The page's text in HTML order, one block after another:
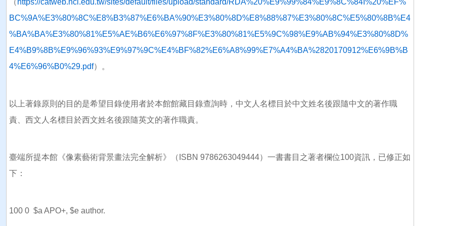
（ https://catweb.ncl.edu.tw/sites/default/files/upload/standard/RDA%20%E9%99%84%E9%8C%84I%20%EF%
BC%9A%E3%80%8C%E8%B3%87%E6%BA%90%E3%80%8D%E8%88%87%E3%80%8C%E5%80%8B%E4
%BA%BA%E3%80%81%E5%AE%B6%E6%97%8F%E3%80%81%E5%9C%98%E9%AB%94%E3%80%8D%
E4%B9%8B%E9%96%93%E9%97%9C%E4%BF%82%E6%A8%99%E7%A4%BA%2820170912%E6%9B%B
4%E6%96%B0%29.pdf）。
以上著錄原則的目的是希望目錄使用者於本館館藏目錄查詢時，中文人名標目於中文姓名後跟隨中文的著作職
責、西文人名標目於西文姓名後跟隨英文的著作職責。
臺端所提本館《像素藝術背景畫法完全解析》（ISBN 9786263049444）一書書目之著者欄位100資訊，已修正如
下：
100 0 $a APO+, $e author.